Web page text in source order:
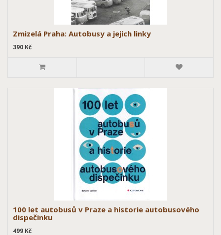
Zmizelá Praha: Autobusy a jejich linky
390 Kč
100 let autobusů v Praze a historie autobusového
dispečinku
499 Kč